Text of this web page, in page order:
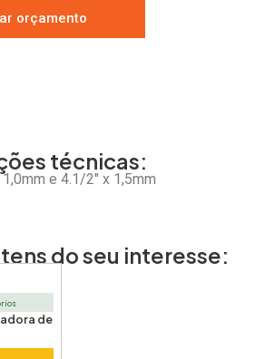
orçamento
técnicas:
e 4.1/2″ x 1,5mm
do seu interesse:
de